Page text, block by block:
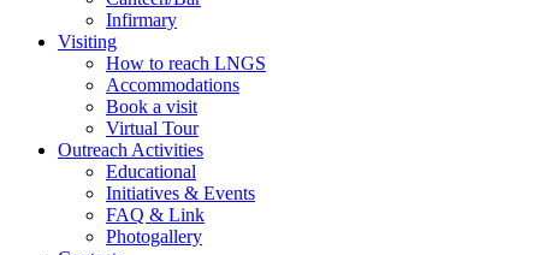
Infirmary
Visiting
How to reach LNGS
Accommodations
Book a visit
Virtual Tour
Outreach Activities
Educational
Initiatives & Events
FAQ & Link
Photogallery